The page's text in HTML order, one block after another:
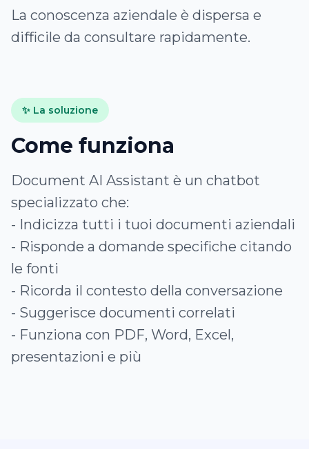
La conoscenza aziendale è dispersa e
difficile da consultare rapidamente.
✨ La soluzione
Come funziona
Document AI Assistant è un chatbot
specializzato che:
- Indicizza tutti i tuoi documenti aziendali
- Risponde a domande specifiche citando
le fonti
- Ricorda il contesto della conversazione
- Suggerisce documenti correlati
- Funziona con PDF, Word, Excel,
presentazioni e più